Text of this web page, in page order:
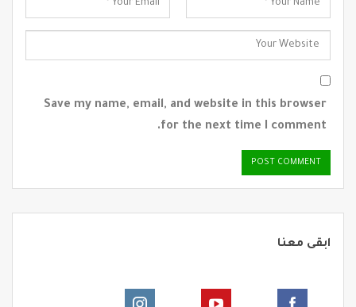
Save my name, email, and website in this browser
for the next time I comment.
ابقى معنا